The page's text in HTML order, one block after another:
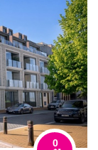
0